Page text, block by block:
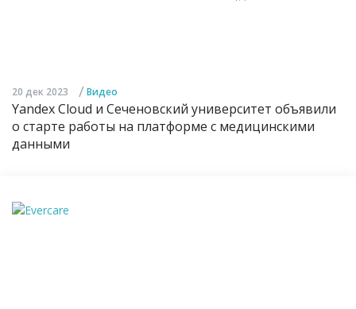
20 дек 2023 / Видео
Yandex Cloud и Сеченовский университет объявили
о старте работы на платформе с медицинскими
данными